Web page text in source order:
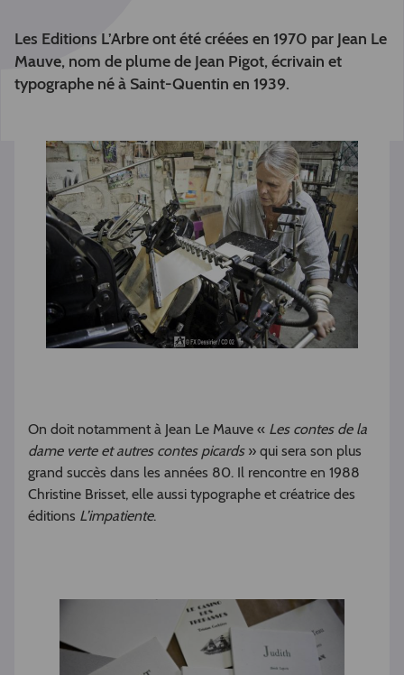
Les Editions L’Arbre ont été créées en 1970 par Jean Le
Mauve, nom de plume de Jean Pigot, écrivain et
typographe né à Saint-Quentin en 1939.
On doit notamment à Jean Le Mauve « Les contes de la
dame verte et autres contes picards » qui sera son plus
grand succès dans les années 80. Il rencontre en 1988
Christine Brisset, elle aussi typographe et créatrice des
éditions L’impatiente.